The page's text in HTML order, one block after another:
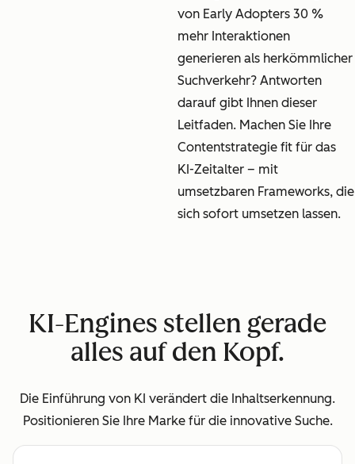
von Early Adopters 30 %
mehr Interaktionen
generieren als herkömmlicher
Suchverkehr? Antworten
darauf gibt Ihnen dieser
Leitfaden. Machen Sie Ihre
Contentstrategie fit für das
KI-Zeitalter – mit
umsetzbaren Frameworks, die
sich sofort umsetzen lassen.
KI-Engines stellen gerade
alles auf den Kopf.
Die Einführung von KI verändert die Inhaltserkennung.
Positionieren Sie Ihre Marke für die innovative Suche.